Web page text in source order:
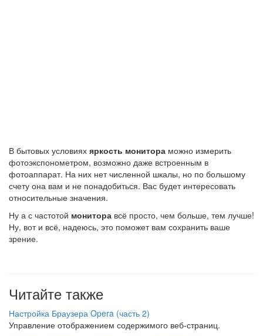
В бытовых условиях яркость монитора можно измерить
фотоэкспонометром, возможно даже встроенным в
фотоаппарат. На них нет численной шкалы, но по большому
счету она вам и не понадобиться. Вас будет интересовать
относительные значения.
Ну а с частотой монитора всё просто, чем больше, тем лучше!
Ну, вот и всё, надеюсь, это поможет вам сохранить ваше
зрение.
Читайте также
Настройка Браузера Opera (часть 2)
Управление отображением содержимого веб-страниц.